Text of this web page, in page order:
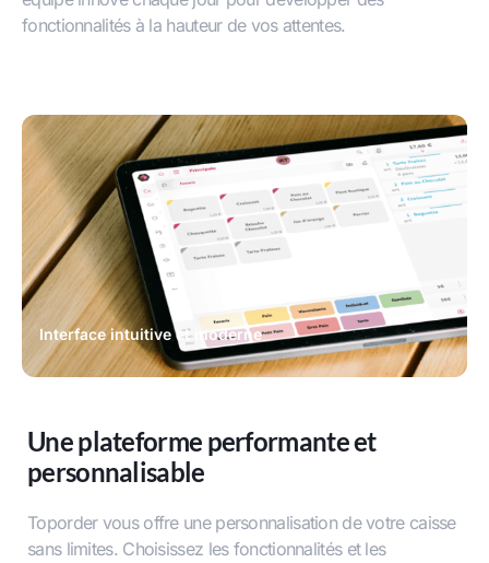
fonctionnalités à la hauteur de vos attentes.
Une plateforme performante et
personnalisable
Toporder vous offre une personnalisation de votre caisse
sans limites. Choisissez les fonctionnalités et les
Interface intuitive et moderne